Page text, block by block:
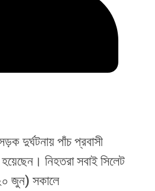
দুর্ঘটনায় পাঁচ প্রবাসী
নিহতরা সবাই সিলেট
জুন) সকালে